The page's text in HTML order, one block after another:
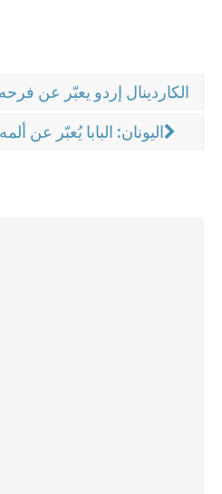
الكاردينال إردو يعبّر عن
اليونان: البابا يُعبّر عن